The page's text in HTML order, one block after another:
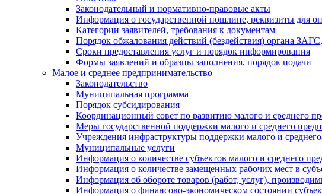
Законодательный и нормативно-правовые акты
Информация о государственной пошлине, реквизиты для
Категории заявителей, требования к документам
Порядок обжалования действий (бездействия) органа
Сроки предоставления услуг и порядок информирования
Формы заявлений и образцы заполнения, порядок подачи
Малое и среднее предпринимательство
Законодательство
Муниципальная программа
Порядок субсидирования
Координационный совет по развитию малого и среднего
Меры государственной поддержки малого и среднего
Учреждения инфраструктуры поддержки малого и
Муниципальные услуги
Информация о количестве субъектов малого и среднего
Информация о количестве замещенных рабочих мест в
Информация об обороте товаров (работ, услуг),
Информация о финансово-экономическом состоянии